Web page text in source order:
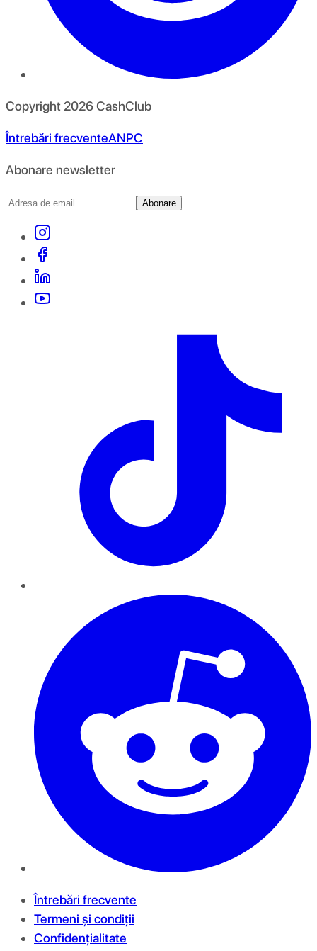
Copyright 2026CashClub
Întrebări frecventeANPC
Abonare newsletter
Abonare
Întrebări frecvente
Termeni și condiții
Confidențialitate